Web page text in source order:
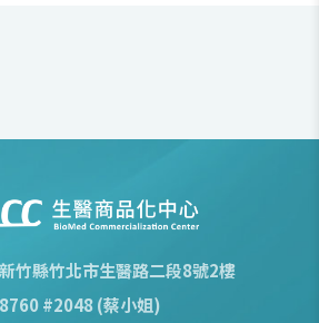
竹縣竹北市生醫路二段8號2樓
#2048 (蔡小姐)